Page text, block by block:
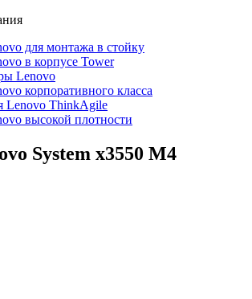
для монтажа в стойку
в корпусе Tower
Lenovo
корпоративного класса
Lenovo ThinkAgile
высокой плотности
System x3550 M4